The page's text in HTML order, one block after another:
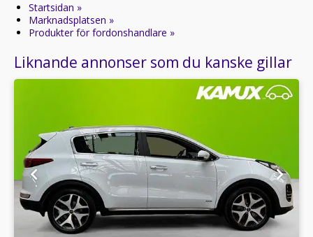
Startsidan »
Marknadsplatsen »
Produkter för fordonshandlare »
Liknande annonser som du kanske gillar